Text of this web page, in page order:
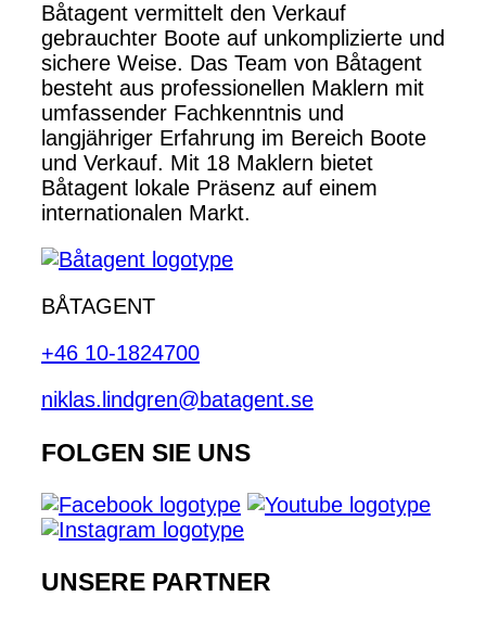
Båtagent vermittelt den Verkauf
gebrauchter Boote auf unkomplizierte und
sichere Weise. Das Team von Båtagent
besteht aus professionellen Maklern mit
umfassender Fachkenntnis und
langjähriger Erfahrung im Bereich Boote
und Verkauf. Mit 18 Maklern bietet
Båtagent lokale Präsenz auf einem
internationalen Markt.
BÅTAGENT
+46 10-1824700
niklas.lindgren@batagent.se
FOLGEN SIE UNS
UNSERE PARTNER